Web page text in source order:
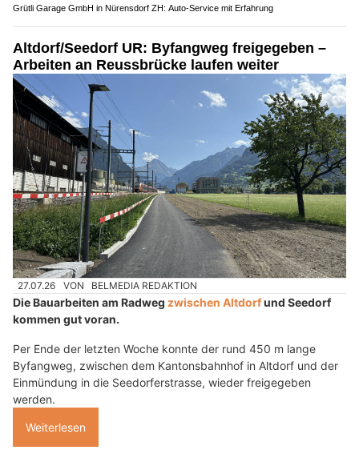
Grütli Garage GmbH in Nürensdorf ZH: Auto-Service mit Erfahrung
Altdorf/Seedorf UR: Byfangweg freigegeben –
Arbeiten an Reussbrücke laufen weiter
27.07.26 VON BELMEDIA REDAKTION
Die Bauarbeiten am Radweg zwischen Altdorfund Seedorf
kommen gut voran.
Per Ende der letzten Woche konnte der rund 450 m lange
Byfangweg, zwischen dem Kantonsbahnhof in Altdorf und der
Einmündung in die Seedorferstrasse, wieder freigegeben
werden.
Weiterlesen